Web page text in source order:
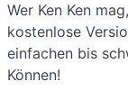
Wer Ken Ken
kostenlose
einfachen bis
Können!